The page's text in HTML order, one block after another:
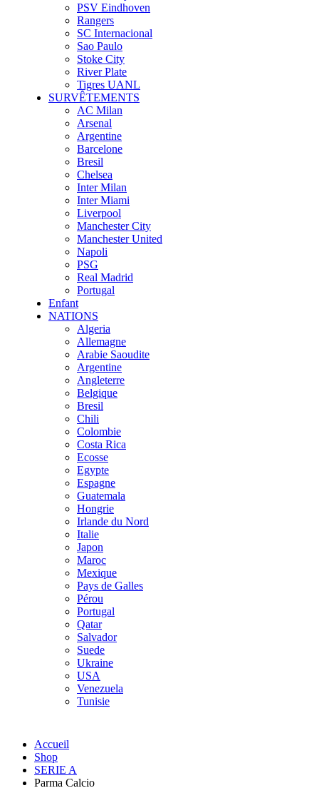
PSV Eindhoven
Rangers
SC Internacional
Sao Paulo
Stoke City
River Plate
Tigres UANL
SURVÊTEMENTS
AC Milan
Arsenal
Argentine
Barcelone
Bresil
Chelsea
Inter Milan
Inter Miami
Liverpool
Manchester City
Manchester United
Napoli
PSG
Real Madrid
Portugal
Enfant
NATIONS
Algeria
Allemagne
Arabie Saoudite
Argentine
Angleterre
Belgique
Bresil
Chili
Colombie
Costa Rica
Ecosse
Egypte
Espagne
Guatemala
Hongrie
Irlande du Nord
Italie
Japon
Maroc
Mexique
Pays de Galles
Pérou
Portugal
Qatar
Salvador
Suede
Ukraine
USA
Venezuela
Tunisie
Accueil
Shop
SERIE A
Parma Calcio